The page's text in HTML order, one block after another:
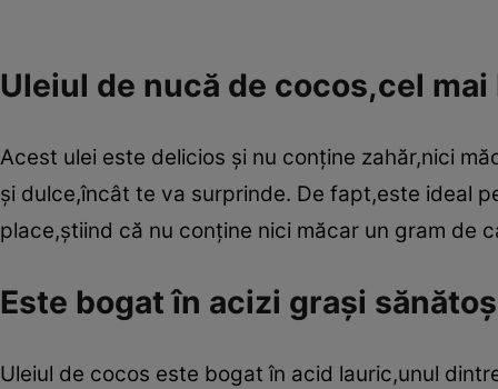
Uleiul de nucă de cocos,cel
Acest ulei este delicios şi nu conţine zahăr,nici
şi dulce,încât te va surprinde. De fapt,este ideal
place,ştiind că nu conţine nici măcar un gram de
Este bogat în acizi graşi
Uleiul de cocos este bogat în acid lauric,unul